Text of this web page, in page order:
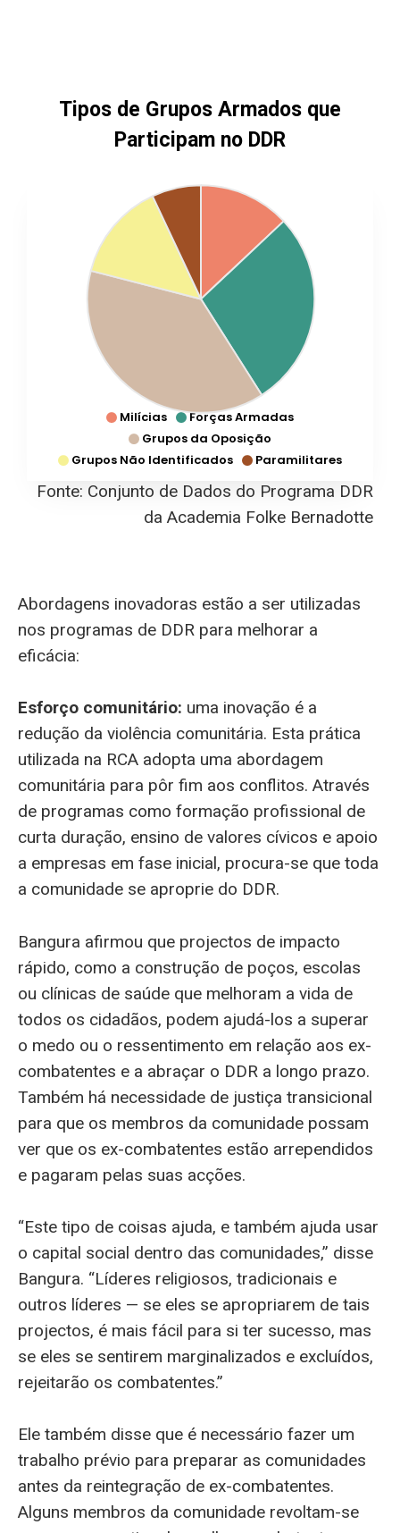
Tipos de Grupos Armados que
Participam no DDR
Milícias
Forças Armadas
Grupos da Oposição
Grupos Não Identificados
Paramilitares
Fonte: Conjunto de Dados do Programa DDR
da Academia Folke Bernadotte
Abordagens inovadoras estão a ser utilizadas
nos programas de DDR para melhorar a
eficácia:
Esforço comunitário: uma inovação é a
redução da violência comunitária. Esta prática
utilizada na RCA adopta uma abordagem
comunitária para pôr fim aos conflitos. Através
de programas como formação profissional de
curta duração, ensino de valores cívicos e apoio
a empresas em fase inicial, procura-se que toda
a comunidade se aproprie do DDR.
Bangura afirmou que projectos de impacto
rápido, como a construção de poços, escolas
ou clínicas de saúde que melhoram a vida de
todos os cidadãos, podem ajudá-los a superar
o medo ou o ressentimento em relação aos ex-
combatentes e a abraçar o DDR a longo prazo.
Também há necessidade de justiça transicional
para que os membros da comunidade possam
ver que os ex-combatentes estão arrependidos
e pagaram pelas suas acções.
“Este tipo de coisas ajuda, e também ajuda usar
o capital social dentro das comunidades,” disse
Bangura. “Líderes religiosos, tradicionais e
outros líderes — se eles se apropriarem de tais
projectos, é mais fácil para si ter sucesso, mas
se eles se sentirem marginalizados e excluídos,
rejeitarão os combatentes.”
Ele também disse que é necessário fazer um
trabalho prévio para preparar as comunidades
antes da reintegração de ex-combatentes.
Alguns membros da comunidade revoltam-se